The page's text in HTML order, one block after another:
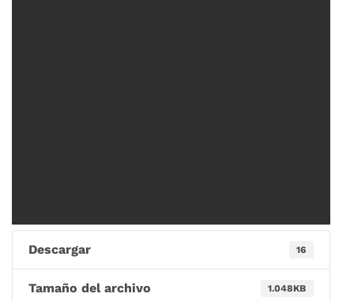
Descargar 16
Tamaño del archivo 1.048KB